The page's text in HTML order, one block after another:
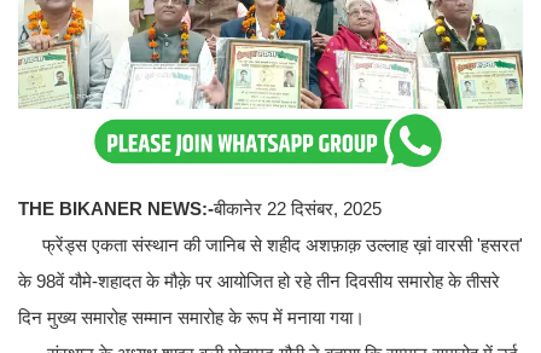
THE BIKANER NEWS:-बीकानेर 22 दिसंबर, 2025
फ्रेंड्स एकता संस्थान की जानिब से शहीद अशफ़ाक़ उल्लाह ख़ां वारसी 'हसरत'
के 98वें यौमे-शहादत के मौक़े पर आयोजित हो रहे तीन दिवसीय समारोह के तीसरे
दिन मुख्य समारोह सम्मान समारोह के रूप में मनाया गया।